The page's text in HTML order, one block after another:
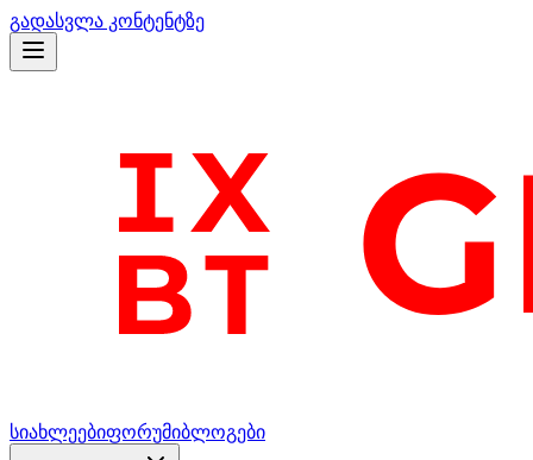
გადასვლა კონტენტზე
სიახლეებიფორუმიბლოგები